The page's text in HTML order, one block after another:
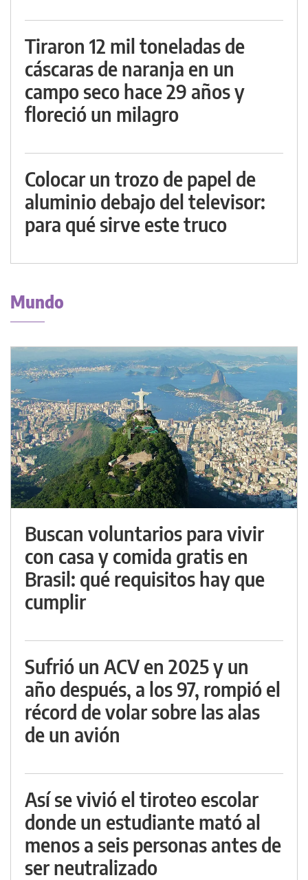
Tiraron 12 mil toneladas de
cáscaras de naranja en un
campo seco hace 29 años y
floreció un milagro
Colocar un trozo de papel de
aluminio debajo del televisor:
para qué sirve este truco
Mundo
Buscan voluntarios para vivir
con casa y comida gratis en
Brasil: qué requisitos hay que
cumplir
Sufrió un ACV en 2025 y un
año después, a los 97, rompió el
récord de volar sobre las alas
de un avión
Así se vivió el tiroteo escolar
donde un estudiante mató al
menos a seis personas antes de
ser neutralizado